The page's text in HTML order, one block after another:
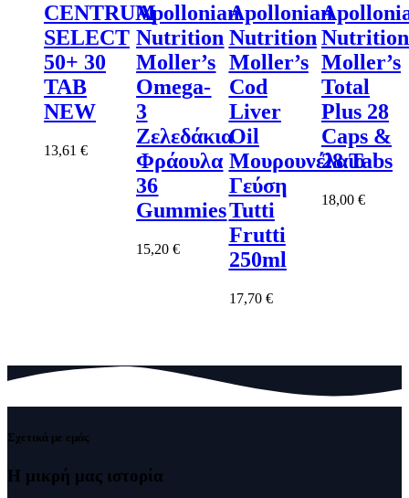
CENTRUM
SELECT
50+ 30
TAB
NEW
13,61 €
Apollonian
Nutrition
Moller’s
Omega-
3
Ζελεδάκια
Φράουλα
36
Gummies
15,20€
Apollonian
Nutrition
Moller’s
Cod
Liver
Oil
Μουρουνέλαιο
Γεύση
Tutti
Frutti
250ml
17,70 €
Nutrition
Moller’s
Total
Plus 28
Caps &
28 Tabs
18,00 €
Σχετικά με εμάς
Η μικρή μας ιστορία